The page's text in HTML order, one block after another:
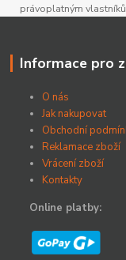
právoplatným
Informace pro
O nás
Jak nakupovat
Obchodní
Reklamace zboží
Vrácení zboží
Kontakty
Online platby: